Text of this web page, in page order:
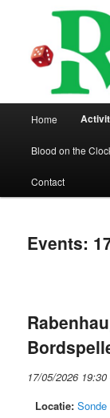
primaire
secundaire
De
Home
Blood on the
Contact
Events:
17/05/2026 19:30
Locatie: Sonde